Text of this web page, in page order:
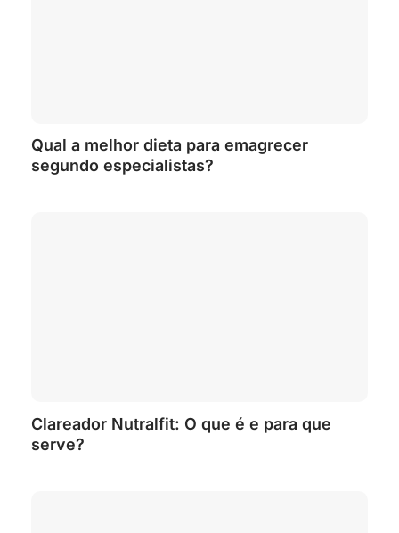
Qual a melhor dieta para emagrecer
segundo especialistas?
Clareador Nutralfit: O que é e para que
serve?